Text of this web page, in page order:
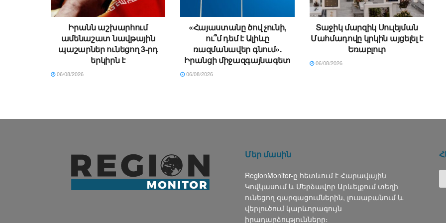
Իրանն աշխարհում
ամենաշատ նավթային
պաշարներ ունեցող 3-րդ
երկիրն է
06/08/2026
«Հայաստանը ծով չունի,
ու՞մ դեմ է Ալիևը
ռազմանավեր գնում».
Իրանցի միջազգայնագետ
06/08/2026
Տաջիկ մարզիկ Սուլեյման
Մահմադովը կրկին այցելել է
Եռաբլուր
06/08/2026
Մեր մասին
RegionMonitor-ը հետևում է Հարավային
Կովկասում և Մերձավոր Արևելքում տեղի
ունեցող զարգացումներին, լուսաբանում և
վերլուծում կարևորագույն
իրադարձությունները։